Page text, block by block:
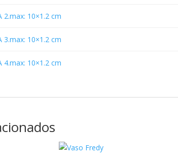
2.max: 10×1.2 cm
3.max: 10×1.2 cm
4.max: 10×1.2 cm